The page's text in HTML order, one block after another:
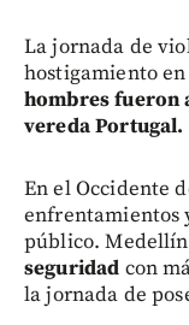
La jornada de
hostigamiento
hombres fueron
vereda Portugal.
En el Occidente
enfrentamientos
público.
seguridad con
la jornada de